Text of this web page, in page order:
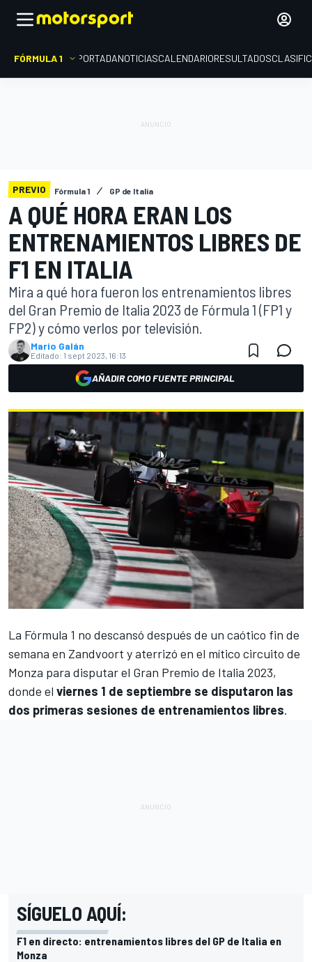
FÓRMULA 1 PORTADANOTICIASCALENDARIORESULTADOS
PREVIO Fórmula 1 GP de Italia
A QUÉ HORA ERAN LOS
ENTRENAMIENTOS LIBRES DE
F1 EN ITALIA
Mira a qué hora fueron los entrenamientos libres
del Gran Premio de Italia 2023 de Fórmula 1 (FP1 y
FP2) y cómo verlos por televisión.
Mario Galán
Editado: 1 sept 2023, 16:13
AÑADIR COMO FUENTE PRINCIPAL
La Fórmula 1 no descansó después de un caótico fin de
semana en Zandvoort y aterrizó en el mítico circuito de
Monza para disputar el Gran Premio de Italia 2023,
donde el viernes 1 de septiembre se disputaron las
dos primeras sesiones de entrenamientos libres.
SÍGUELO AQUÍ:
F1 en directo: entrenamientos libres del GP de Italia en
Monza